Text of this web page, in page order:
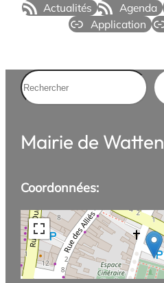
Actualités Agenda
Application
Rechercher
Mairie de Watten
Coordonnées: